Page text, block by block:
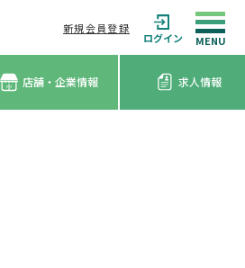
新規会員登録
ログイン
店舗・企業情報 求人情報